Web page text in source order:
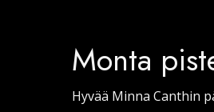
Monta
Hyvää Minna Canthin